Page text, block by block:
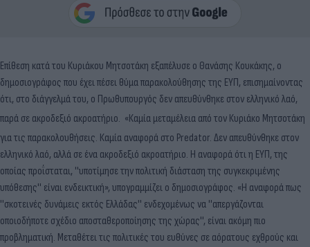
Επίθεση κατά του Κυριάκου Μητσοτάκη εξαπέλυσε ο Θανάσης Κουκάκης, ο
δημοσιογράφος που έχει πέσει θύμα παρακολούθησης της ΕΥΠ, επισημαίνοντας
ότι, στο διάγγελμά του, ο Πρωθυπουργός δεν απευθύνθηκε στον ελληνικό λαό,
παρά σε ακροδεξιό ακροατήριο. «Καμία μεταμέλεια από τον Κυριάκο Μητσοτάκη
για τις παρακολουθήσεις. Καμία αναφορά στο Predator. Δεν απευθύνθηκε στον
ελληνικό λαό, αλλά σε ένα ακροδεξιό ακροατήριο. Η αναφορά ότι η ΕΥΠ, της
οποίας προΐσταται, ''υποτίμησε την πολιτική διάσταση της συγκεκριμένης
υπόθεσης'' είναι ενδεικτική», υπογραμμίζει ο δημοσιογράφος. «Η αναφορά πως
''σκοτεινές δυνάμεις εκτός Ελλάδας'' ενδεχομένως να ''απεργάζονται
οποιοδήποτε σχέδιο αποσταθεροποίησης της χώρας'', είναι ακόμη πιο
προβληματική. Μεταθέτει τις πολιτικές του ευθύνες σε αόρατους εχθρούς και